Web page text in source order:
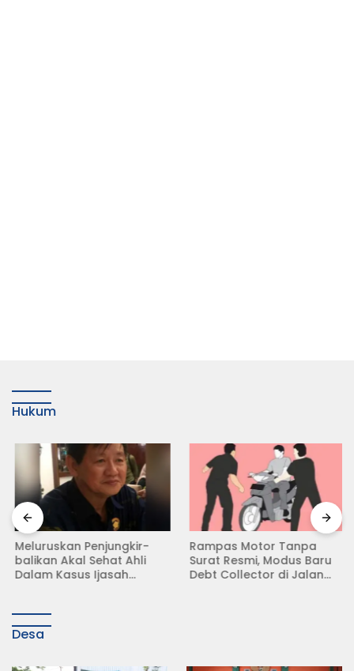
Hukum
Meluruskan Penjungkir-
balikan Akal Sehat Ahli
Dalam Kasus Ijasah
Rampas Motor Tanpa
Surat Resmi, Modus Baru
Debt Collector di Jalan
Desa